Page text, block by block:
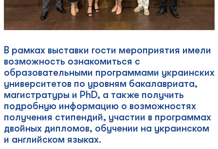
В рамках выставки гости мероприятия имели
возможность ознакомиться с
образовательными программами украинских
университетов по уровням бакалавриата,
магистратуры и PhD, а также получить
подробную информацию о возможностях
получения стипендий, участии в программах
двойных дипломов, обучении на украинском
и английском языках.